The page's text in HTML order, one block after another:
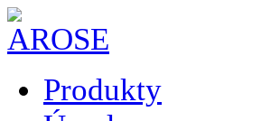
Produkty